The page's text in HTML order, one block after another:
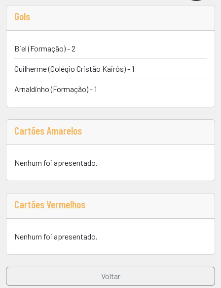
Gols
Biel (Formação) - 2
Guilherme (Colégio Cristão Kairós) - 1
Arnaldinho (Formação) - 1
Cartões Amarelos
Nenhum foi apresentado.
Cartões Vermelhos
Nenhum foi apresentado.
Voltar